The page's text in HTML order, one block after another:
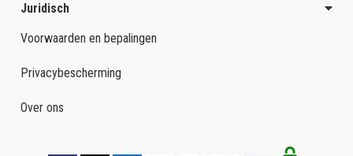
Juridisch
Voorwaarden en bepalingen
Privacybescherming
Over ons